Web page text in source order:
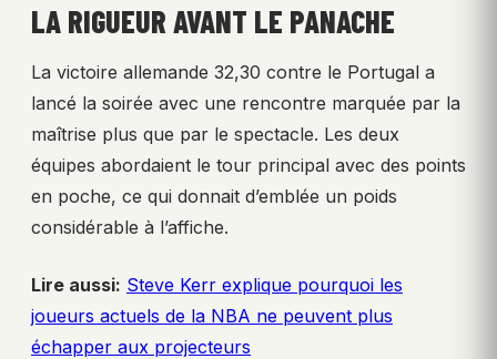
LA RIGUEUR AVANT LE PANACHE
La victoire allemande 32,30 contre le Portugal a
lancé la soirée avec une rencontre marquée par la
maîtrise plus que par le spectacle. Les deux
équipes abordaient le tour principal avec des points
en poche, ce qui donnait d’emblée un poids
considérable à l’affiche.
Lire aussi: Steve Kerr explique pourquoi les
joueurs actuels de la NBA ne peuvent plus
échapper aux projecteurs